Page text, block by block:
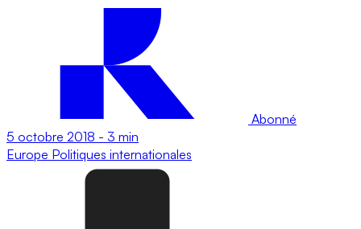
Abonné
5 octobre 2018 - 3 min
Europe Politiques internationales